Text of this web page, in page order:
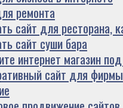
ремонта
сайт для ресторана,
сайт суши бара
интернет магазин
сайт для фирмы